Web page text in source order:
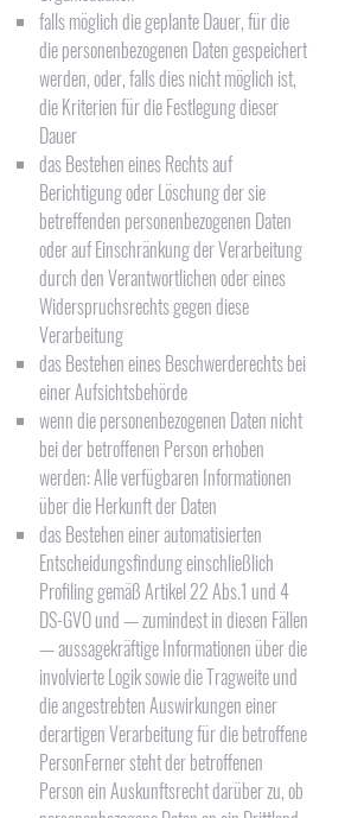
falls möglich die geplante Dauer, für die
die personenbezogenen Daten gespeichert
werden, oder, falls dies nicht möglich ist,
die Kriterien für die Festlegung dieser
Dauer
das Bestehen eines Rechts auf
Berichtigung oder Löschung der sie
betreffenden personenbezogenen Daten
oder auf Einschränkung der Verarbeitung
durch den Verantwortlichen oder eines
Widerspruchsrechts gegen diese
Verarbeitung
das Bestehen eines Beschwerderechts bei
einer Aufsichtsbehörde
wenn die personenbezogenen Daten nicht
bei der betroffenen Person erhoben
werden: Alle verfügbaren Informationen
über die Herkunft der Daten
das Bestehen einer automatisierten
Entscheidungsfindung einschließlich
Profiling gemäß Artikel 22 Abs.1 und 4
DS-GVO und — zumindest in diesen Fällen
— aussagekräftige Informationen über die
involvierte Logik sowie die Tragweite und
die angestrebten Auswirkungen einer
derartigen Verarbeitung für die betroffene
PersonFerner steht der betroffenen
Person ein Auskunftsrecht darüber zu, ob